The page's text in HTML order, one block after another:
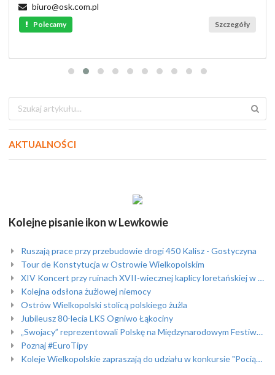
biuro@osk.com.pl
Polecamy Szczegóły
AKTUALNOŚCI
Kolejne pisanie ikon w Lewkowie
Ruszają prace przy przebudowie drogi 450 Kalisz - Gostyczyna
Tour de Konstytucja w Ostrowie Wielkopolskim
XIV Koncert przy ruinach XVII-wiecznej kaplicy loretańskiej w Skrzebowej
Kolejna odsłona żużlowej niemocy
Ostrów Wielkopolski stolicą polskiego żużla
Jubileusz 80-lecia LKS Ogniwo Łąkociny
„Swojacy” reprezentowali Polskę na Międzynarodowym Festiwalu Folklorystycznym w Portugalii /foto/
Poznaj #EuroTipy
Koleje Wielkopolskie zapraszają do udziału w konkursie "Pociąg do Sztuki"